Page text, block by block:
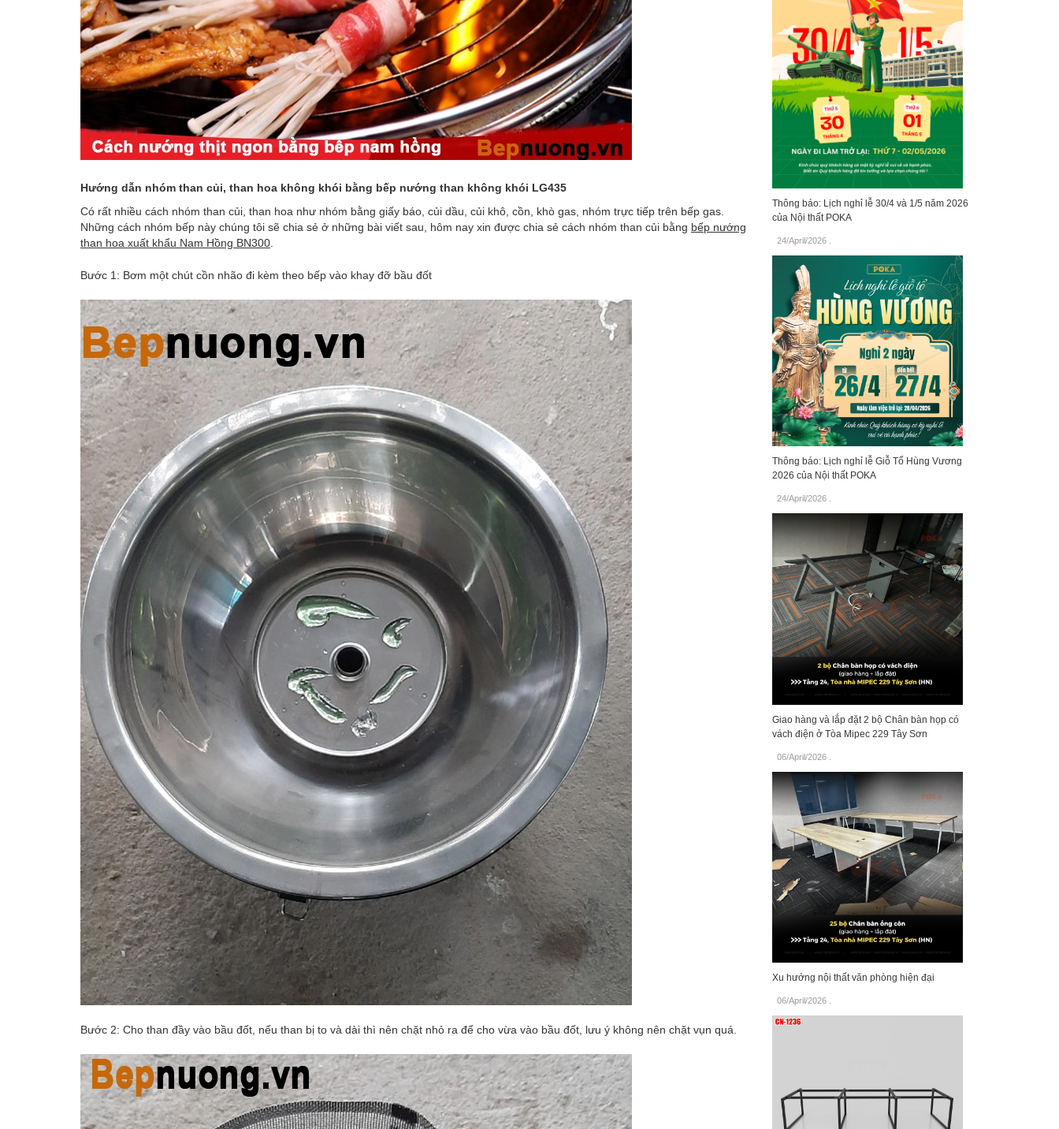
Hướng dẫn nhóm than củi, than hoa không khói bằng bếp nướng than không khói LG435
Có rất nhiều cách nhóm than củi, than hoa như nhóm bằng giấy báo, củi dầu, củi khô, cồn, khò gas, nhóm trực tiếp trên bếp gas.
Những cách nhóm bếp này chúng tôi sẽ chia sẻ ở những bài viết sau, hôm nay xin được chia sẻ cách nhóm than củi bằng bếp nướng
than hoa xuất khẩu Nam Hồng BN300
Bước 1: Bơm một chút cồn nhão đi kèm theo bếp vào khay đỡ bầu đốt
Bước 2: Cho than đầy vào bầu đốt, nếu than bị to và dài thì nên chặt nhỏ ra để cho vừa vào bầu đốt, lưu ý không nên chặt vụn quá.
Thông báo: Lịch nghỉ lễ 30/4 và 1/5 năm 2026
của Nội thất POKA
24/April/2026.
Thông báo: Lịch nghỉ lễ Giỗ Tổ Hùng Vương
2026 của Nội thất POKA
24/April/2026.
Giao hàng và lắp đặt 2 bộ Chân bàn họp có
vách điện ở Tòa Mipec 229 Tây Sơn
06/April/2026.
Xu hướng nội thất văn phòng hiện đại
06/April/2026.